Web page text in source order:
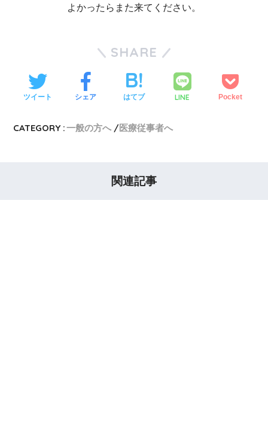
よかったらまた来てください。
SHARE
ツイート シェア はてブ LINE Pocket
CATEGORY :一般の方へ 医療従事者へ
関連記事